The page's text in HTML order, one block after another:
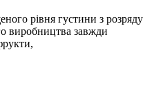
рівня густини з розряду
виробництва завжди